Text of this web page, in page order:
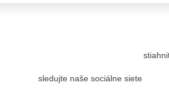
sledujte naše sociálne siete